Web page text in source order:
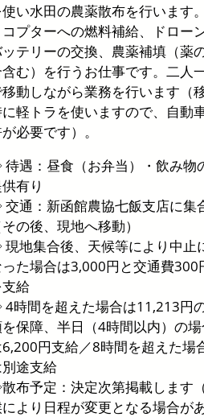
使い水田の農薬散布を行います
コプターへの燃料補給、ドロー
テリーの交換、農薬補填（薬
む）を行うお仕事です。二人
動しながら業務を行います（
軽トラを使いますので、自動
必要です）。
遇：昼食（お弁当）・飲み物
有り
通：新函館農協七飯支店に集
その後、現地へ移動）
地集合後、天候等により中止
った場合は3,000円と交通費300
支給
時間を超えた場合は11,213円
保障、半日（4時間以内）の
6,200円支給／8時間を超えた場
途支給
布予定：決定次第掲載します
より日程が変更となる場合が